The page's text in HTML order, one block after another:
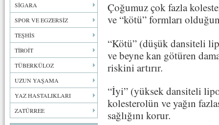
SİGARA
SPOR VE EGZERSİZ
TEŞHİS
TİROİT
TÜBERKÜLOZ
UZUN YAŞAMA
YAZ HASTALIKLARI
ZATÜRREE
Çoğumuz çok fazla
ve “kötü” formları
“Kötü” (düşük dansiteli
ve beyne kan götüren
riskini artırır.
“İyi” (yüksek dansiteli
kolesterolün ve yağın
sağlığını korur.